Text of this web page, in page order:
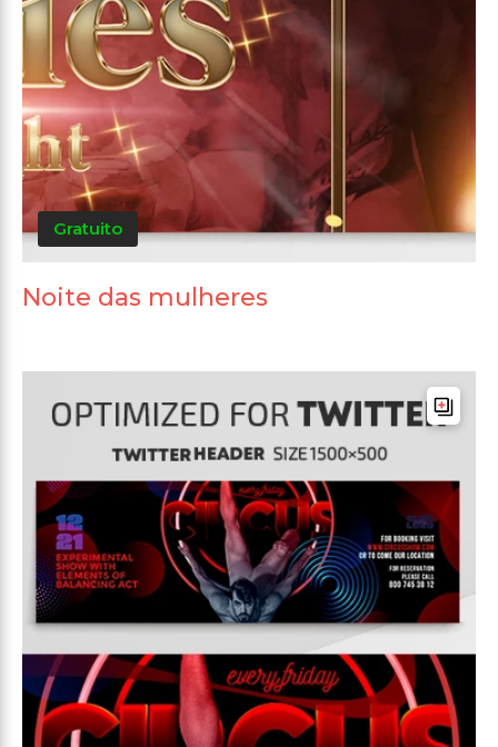
Gratuito
Noite das mulheres